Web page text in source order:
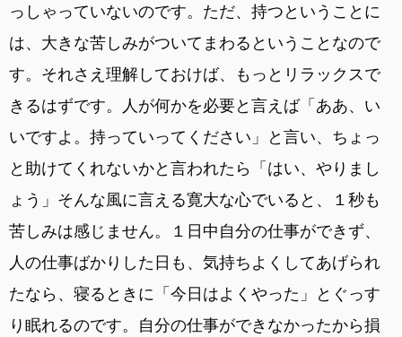
っしゃっていないのです。ただ、持つということに
は、大きな苦しみがついてまわるということなので
す。それさえ理解しておけば、もっとリラックスで
きるはずです。人が何かを必要と言えば「ああ、い
いですよ。持っていってください」と言い、ちょっ
と助けてくれないかと言われたら「はい、やりまし
ょう」そんな風に言える寛大な心でいると、１秒も
苦しみは感じません。１日中自分の仕事ができず、
人の仕事ばかりした日も、気持ちよくしてあげられ
たなら、寝るときに「今日はよくやった」とぐっす
り眠れるのです。自分の仕事ができなかったから損